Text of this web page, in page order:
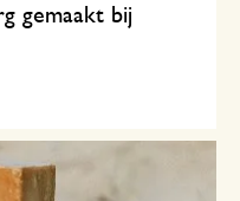
gemaakt bij